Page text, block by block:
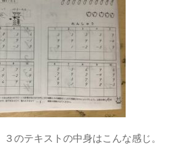
３のテキストの中身はこんな感じ。